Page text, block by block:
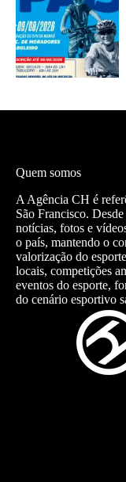
Quem somos
A Agência CH é
São Francisco.
notícias, fotos e
o país, mantendo o
valorização do
locais, competições
eventos do esporte,
do cenário esportivo